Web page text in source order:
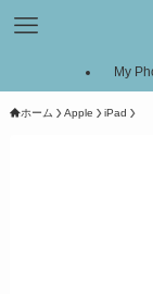
My
ホーム Apple iPad